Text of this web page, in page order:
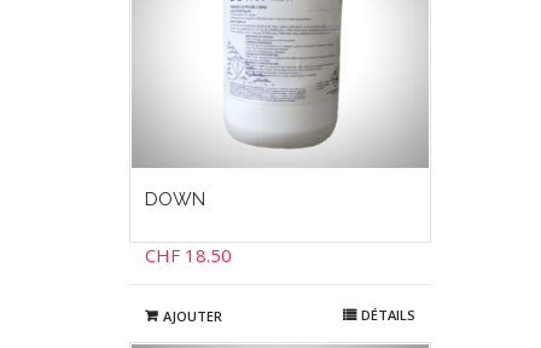
DOWN
CHF18.50
AJOUTER DÉTAILS